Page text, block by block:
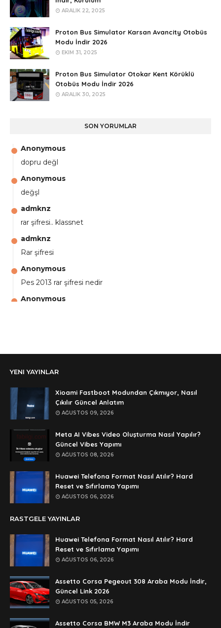
ARALIK 22, 2025
Proton Bus Simulator Karsan Avancity Otobüs
Modu İndir 2026
EKIM 31, 2025
Proton Bus Simulator Otokar Kent Körüklü
Otobüs Modu İndir 2026
ARALIK 30, 2025
SON YORUMLAR
Anonymous
dopru değl
Anonymous
değşl
admknz
rar şifresi.. klassnet
admknz
Rar şifresi
Anonymous
Pes 2013 rar şifresi nedir
Anonymous
şifre ?
Anonymous
şifre ögrenebilirmiyim
Anonymous
🥰🥰🥰
Anonymous
dedezıplatan31 beğend👌
Anonymous
rar dosyasının şifresi nedir
Anonymous
lan şifre ne şifre
şifre ne
YENI YAYINLAR
Xioami Fastboot Modundan Çıkmıyor, Nasıl
Çıkılır Güncel Anlatım
AĞUSTOS 09, 2026
Meta AI Vibes Video Oluşturma Nasıl Yapılır?
Güncel Vibes Yapımı
AĞUSTOS 08, 2026
Huawei Telefona Format Nasıl Atılır? Hard
Reset ve Sıfırlama Yapımı
AĞUSTOS 06, 2026
RASTGELE YAYINLAR
Huawei Telefona Format Nasıl Atılır? Hard
Reset ve Sıfırlama Yapımı
AĞUSTOS 06, 2026
Assetto Corsa Pegeout 308 Araba Modu İndir,
Güncel Link 2026
AĞUSTOS 05, 2026
Assetto Corsa BMW M3 Araba Modu İndir